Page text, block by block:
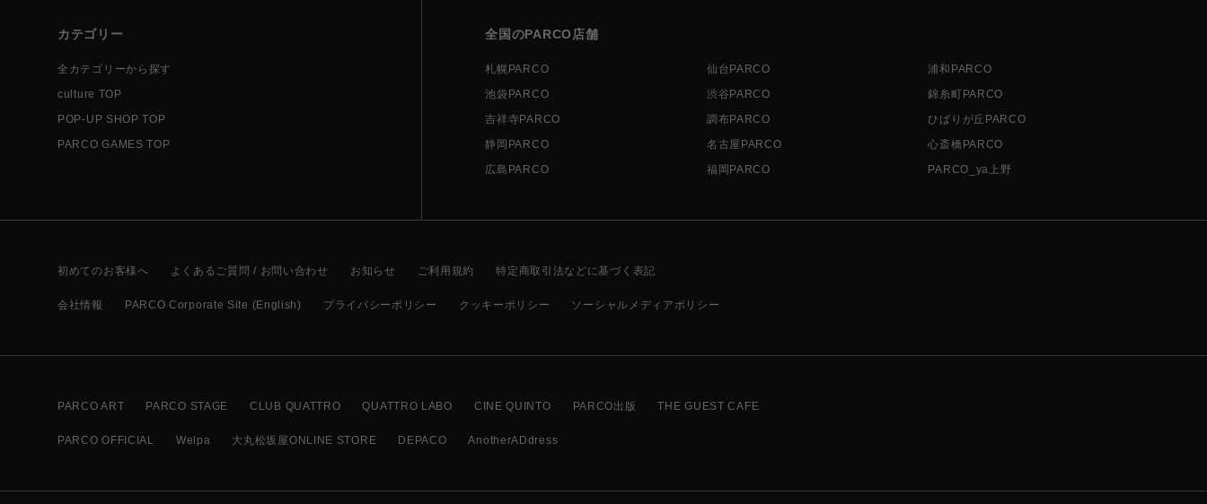
カテゴリー
全カテゴリーから探す
culture TOP
POP-UP SHOP TOP
PARCO GAMES TOP
全国のPARCO店舗
札幌PARCO 仙台PARCO
浦和PARCO
池袋PARCO
渋谷PARCO
錦糸町PARCO
吉祥寺PARCO
調布PARCO
ひばりが丘PARCO
静岡PARCO
名古屋PARCO
心斎橋PARCO
広島PARCO
福岡PARCO PARCO_ya上野
初めてのお客様へ よくあるご質問 / お問い合わせ お知らせ ご利用規約 特定商取引法などに基づく表記
会社情報 PARCO Corporate Site (English) プライバシーポリシー クッキーポリシー ソーシャルメディアポリシー
PARCO ART PARCO STAGE CLUB QUATTRO QUATTRO LABO CINE QUINTO PARCO出版 THE GUEST CAFE
PARCO OFFICIAL Welpa 大丸松坂屋ONLINE STORE DEPACO AnotherADdress